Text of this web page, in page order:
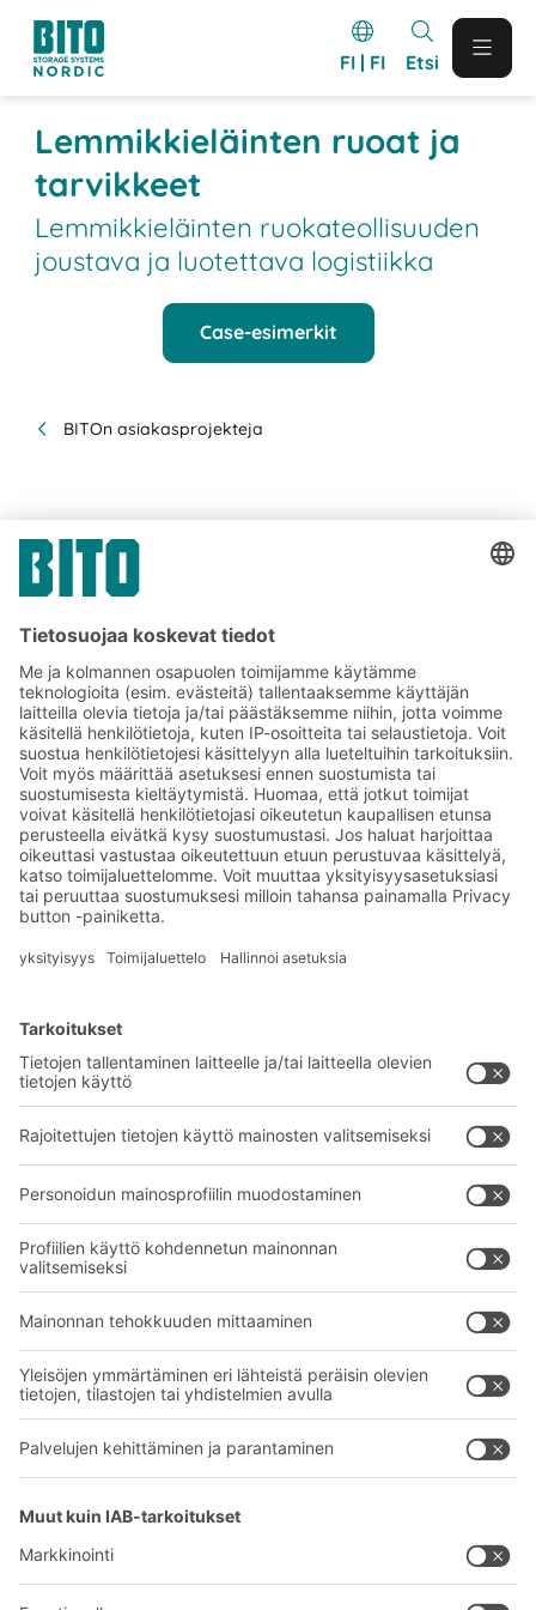
FI | FI Etsi
Lemmikkieläinten ruoat ja
tarvikkeet
Lemmikkieläinten ruokateollisuuden
joustava ja luotettava logistiikka
Case-esimerkit
BITOn asiakasprojekteja
BITO:n lemmikkieläinten ruoka-
alalla toteuttamat projektit
Tilaa BITO-uutiskirjeemme:
Uutisia ja faktoja
varastologistiikan
maailmasta
Eksklusiiviset alennukset
Tuoteinnovaatiot
BITO-ratkaisut
Laatikot ja säiliöt
Kuljetusjärjestelmät
Palvelumme
Neuvonta & Palvelu
BITO PROJEKTIOPAS
Yritys
Tietoa meistä
Tehtaamme
YOUR LIFE.